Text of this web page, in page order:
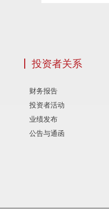
投资者关系
财务报告
投资者活动
业绩发布
公告与通函